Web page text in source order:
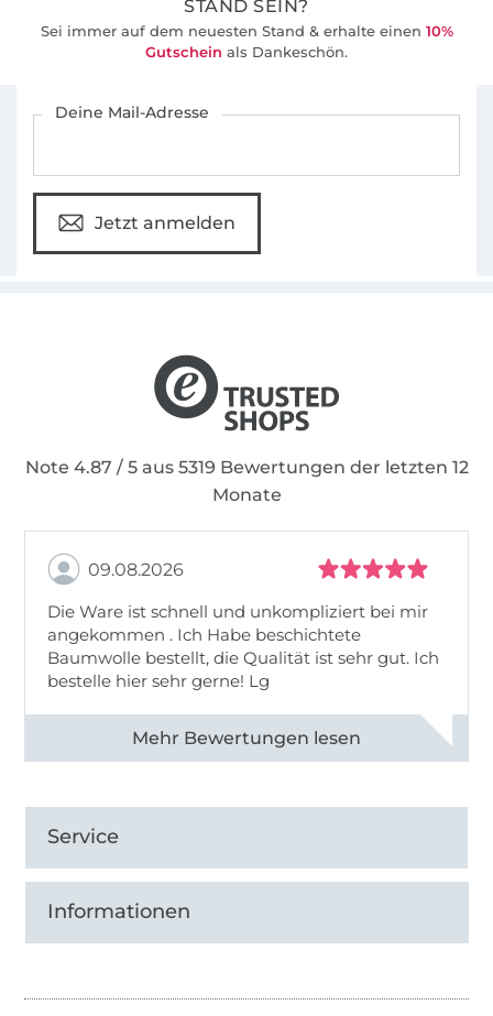
Regel die Größen 34-50, eine bebilderte
dir in einem Copyshop ausdrucken kannst.
STAND SEIN?
Sei immer auf dem neuesten Stand & erhalte einen 10%
Gutschein als Dankeschön.
Deine Mail-Adresse
Jetzt anmelden
Note 4.87 / 5 aus 5319 Bewertungen der letzten 12
Monate
09.08.2026
Die Ware ist schnell und unkompliziert bei mir
angekommen . Ich Habe beschichtete
Baumwolle bestellt, die Qualität ist sehr gut. Ich
bestelle hier sehr gerne! Lg
Alle 83031 Bewertungen ansehen
Service
Informationen